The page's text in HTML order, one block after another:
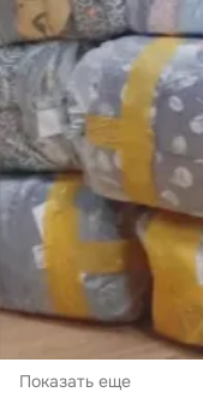
Показать еще